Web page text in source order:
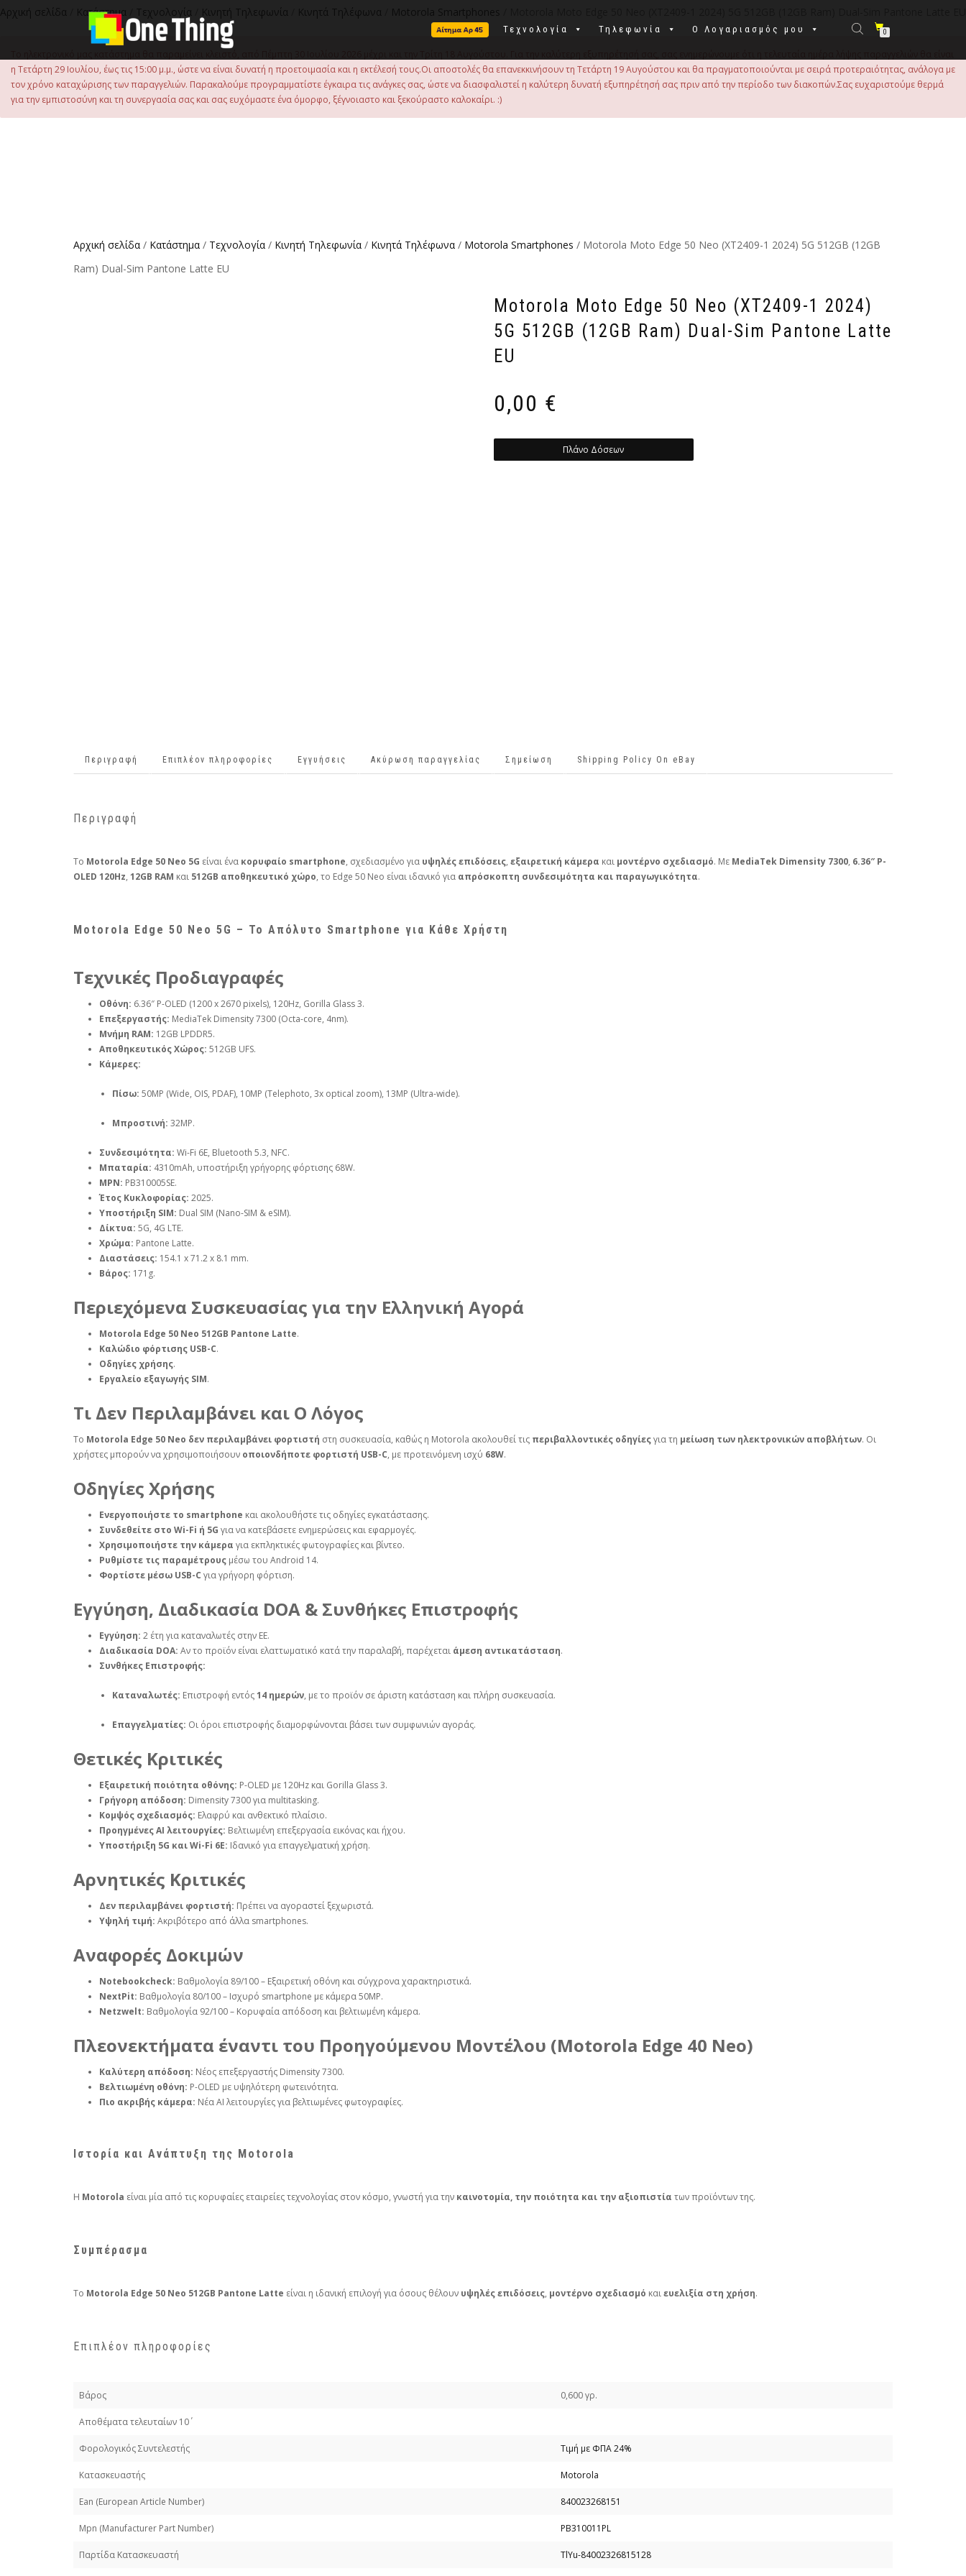
περιεχόμενο
Τεχνολογία Τηλεφωνία Ο Λογαριασμός μου 0
Αρχική σελίδα Κατάστημα Τεχνολογία Κινητή Τηλεφωνία Κινητά Τηλέφωνα Motorola Smartphones
η Τετάρτη 29 Ιουλίου, έως τις 15:00 μ.μ., ώστε να είναι δυνατή η προετοιμασία και η εκτέλεσή τους.Οι αποστολές θα επανεκκινήσουν τη Τετάρτη 19 Αυγούστου και θα πραγματοποιούνται με σειρά προτεραιότητας, ανάλογα με
τον χρόνο καταχώρισης των παραγγελιών. Παρακαλούμε προγραμματίστε έγκαιρα τις ανάγκες σας, ώστε να διασφαλιστεί η καλύτερη δυνατή εξυπηρέτησή σας πριν από την περίοδο των διακοπών.Σας ευχαριστούμε θερμά
για την εμπιστοσύνη και τη συνεργασία σας και σας ευχόμαστε ένα όμορφο, ξέγνοιαστο και ξεκούραστο καλοκαίρι. :)
Αρχική σελίδα / Κατάστημα / Τεχνολογία / Κινητή Τηλεφωνία / Κινητά Τηλέφωνα / Motorola Smartphones / Motorola Moto Edge 50 Neo (XT2409-1 2024) 5G 512GB (12GB
Ram) Dual-Sim Pantone Latte EU
Motorola Moto Edge 50 Neo (XT2409-1 2024)
5G 512GB (12GB Ram) Dual-Sim Pantone Latte
EU
0,00 €
Πλάνο Δόσεων
Περιγραφή Επιπλέον πληροφορίες Εγγυήσεις Ακύρωση παραγγελίας Σημείωση Shipping Policy On eBay
Περιγραφή
Το Motorola Edge 50 Neo 5G είναι ένα κορυφαίο smartphone, σχεδιασμένο για υψηλές επιδόσεις, εξαιρετική κάμερα και μοντέρνο σχεδιασμό. Με MediaTek Dimensity 7300, 6.36″ P-
OLED 120Hz, 12GB RAM και 512GB αποθηκευτικό χώρο, το Edge 50 Neo είναι ιδανικό για απρόσκοπτη συνδεσιμότητα και παραγωγικότητα.
Motorola Edge 50 Neo 5G – Το Απόλυτο Smartphone για Κάθε Χρήστη
Τεχνικές Προδιαγραφές
Οθόνη: 6.36″ P-OLED (1200 x 2670 pixels), 120Hz, Gorilla Glass 3.
Επεξεργαστής: MediaTek Dimensity 7300 (Octa-core, 4nm).
Μνήμη RAM: 12GB LPDDR5.
Αποθηκευτικός Χώρος: 512GB UFS.
Κάμερες:
Πίσω: 50MP (Wide, OIS, PDAF), 10MP (Telephoto, 3x optical zoom), 13MP (Ultra-wide).
Μπροστινή: 32MP.
Συνδεσιμότητα: Wi-Fi 6E, Bluetooth 5.3, NFC.
Μπαταρία: 4310mAh, υποστήριξη γρήγορης φόρτισης 68W.
MPN: PB310005SE.
Έτος Κυκλοφορίας: 2025.
Υποστήριξη SIM: Dual SIM (Nano-SIM & eSIM).
Δίκτυα: 5G, 4G LTE.
Χρώμα: Pantone Latte.
Διαστάσεις: 154.1 x 71.2 x 8.1 mm.
Βάρος: 171g.
Περιεχόμενα Συσκευασίας για την Ελληνική Αγορά
Motorola Edge 50 Neo 512GB Pantone Latte.
Καλώδιο φόρτισης USB-C.
Οδηγίες χρήσης.
Εργαλείο εξαγωγής SIM.
Τι Δεν Περιλαμβάνει και Ο Λόγος
Το Motorola Edge 50 Neo δεν περιλαμβάνει φορτιστή στη συσκευασία, καθώς η Motorola ακολουθεί τις περιβαλλοντικές οδηγίεςγια τη μείωση των ηλεκτρονικών αποβλήτων. Οι
χρήστες μπορούν να χρησιμοποιήσουν οποιονδήποτε φορτιστή USB-C, με προτεινόμενη ισχύ 68W.
Οδηγίες Χρήσης
Ενεργοποιήστε το smartphone και ακολουθήστε τις οδηγίες εγκατάστασης.
Συνδεθείτε στο Wi-Fi ή 5G για να κατεβάσετε ενημερώσεις και εφαρμογές.
Χρησιμοποιήστε την κάμερα για εκπληκτικές φωτογραφίες και βίντεο.
Ρυθμίστε τις παραμέτρους μέσω του Android 14.
Φορτίστε μέσω USB-C για γρήγορη φόρτιση.
Εγγύηση, Διαδικασία DOA & Συνθήκες Επιστροφής
Εγγύηση: 2 έτη για καταναλωτές στην ΕΕ.
Διαδικασία DOA: Αν το προϊόν είναι ελαττωματικό κατά την παραλαβή, παρέχεται άμεση αντικατάσταση.
Συνθήκες Επιστροφής:
Καταναλωτές: Επιστροφή εντός14 ημερών, με το προϊόν σε άριστη κατάσταση και πλήρη συσκευασία.
Επαγγελματίες: Οι όροι επιστροφής διαμορφώνονται βάσει των συμφωνιών αγοράς.
Θετικές Κριτικές
Εξαιρετική ποιότητα οθόνης: P-OLED με 120Hz και Gorilla Glass 3.
Γρήγορη απόδοση: Dimensity 7300 για multitasking.
Κομψός σχεδιασμός: Ελαφρύ και ανθεκτικό πλαίσιο.
Προηγμένες AI λειτουργίες: Βελτιωμένη επεξεργασία εικόνας και ήχου.
Υποστήριξη 5G και Wi-Fi 6E: Ιδανικό για επαγγελματική χρήση.
Αρνητικές Κριτικές
Δεν περιλαμβάνει φορτιστή: Πρέπει να αγοραστεί ξεχωριστά.
Υψηλή τιμή: Ακριβότερο από άλλα smartphones.
Αναφορές Δοκιμών
Notebookcheck: Βαθμολογία 89/100 – Εξαιρετική οθόνη και σύγχρονα χαρακτηριστικά.
NextPit: Βαθμολογία 80/100 – Ισχυρό smartphone με κάμερα 50MP.
Netzwelt: Βαθμολογία 92/100 – Κορυφαία απόδοση και βελτιωμένη κάμερα.
Πλεονεκτήματα έναντι του Προηγούμενου Μοντέλου (Motorola Edge 40 Neo)
Καλύτερη απόδοση: Νέος επεξεργαστής Dimensity 7300.
Βελτιωμένη οθόνη: P-OLED με υψηλότερη φωτεινότητα.
Πιο ακριβής κάμερα: Νέα AI λειτουργίες για βελτιωμένες φωτογραφίες.
Ιστορία και Ανάπτυξη της Motorola
Η Motorola είναι μία από τις κορυφαίες εταιρείες τεχνολογίας στον κόσμο, γνωστή για την καινοτομία, την ποιότητα και την αξιοπιστία των προϊόντων της.
Συμπέρασμα
Το Motorola Edge 50 Neo 512GB Pantone Latte είναι η ιδανική επιλογή για όσους θέλουν υψηλές επιδόσεις, μοντέρνο σχεδιασμό καιευελιξία στη χρήση.
Επιπλέον πληροφορίες
Βάρος 0,600 γρ.
Απoθέματα τελευταίων 10΄
Φορολογικός Συντελεστής Τιμή με ΦΠΑ 24%
Κατασκευαστής Motorola
Εan (European Article Number) 840023268151
Mpn (Manufacturer Part Number) PB310011PL
Παρτίδα Κατασκευαστή TlYu-84002326815128